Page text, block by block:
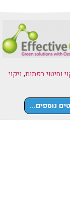
רפתות,ניקוי
נוספים...